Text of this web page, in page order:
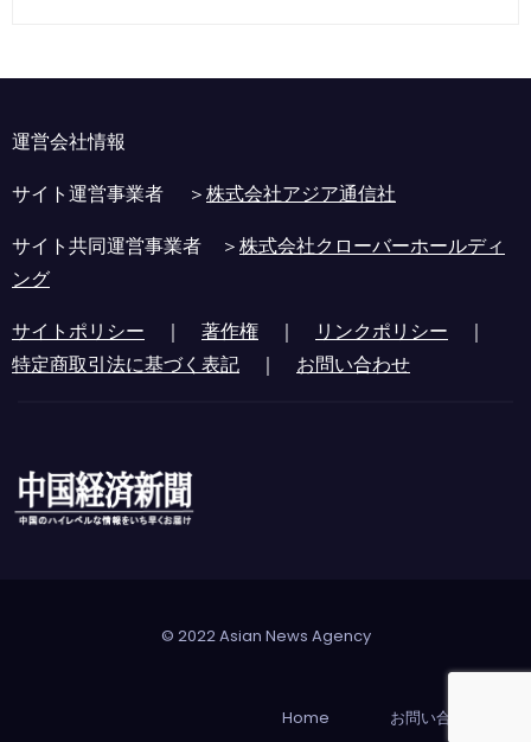
運営会社情報
サイト運営事業者 ＞株式会社アジア通信社
サイト共同運営事業者 ＞株式会社クローバーホールディ
ング
サイトポリシー ｜ 著作権 ｜ リンクポリシー ｜
特定商取引法に基づく表記 ｜ お問い合わせ
© 2022 Asian News Agency
Home お問い合わせ